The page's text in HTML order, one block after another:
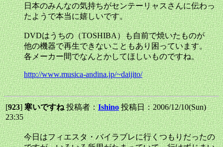
日本のみんなの気持ちがセンテーリャスさんに伝わっ
たようで本当に嬉しいです。
DVDはうちの（TOSHIBA）も自前で焼いたものが
他の機器で再生できないこともあり困っています。
各メーカー間でなんとかしてほしいものですね。
http://www.musica-andina.jp/~daijito/
[923]寒いですね投稿者：Ishino 投稿日：2006/12/10(Sun)
23:35
今日はフィエスタ・バイラブレに行くつもりだったの